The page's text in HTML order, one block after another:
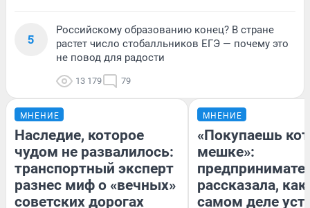
5
Российскому образованию конец? В стране
растет число стобалльников ЕГЭ — почему это
не повод для радости
13 179 79
МНЕНИЕ
Наследие, которое
чудом не развалилось:
транспортный эксперт
разнес миф о «вечных»
советских дорогах
МНЕНИЕ
«Покупаешь
мешке»:
рассказала, как
самом деле